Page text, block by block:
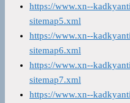
https://www.xn--
sitemap5.xml
https://www.xn--
sitemap6.xml
https://www.xn--
sitemap7.xml
https://www.xn--